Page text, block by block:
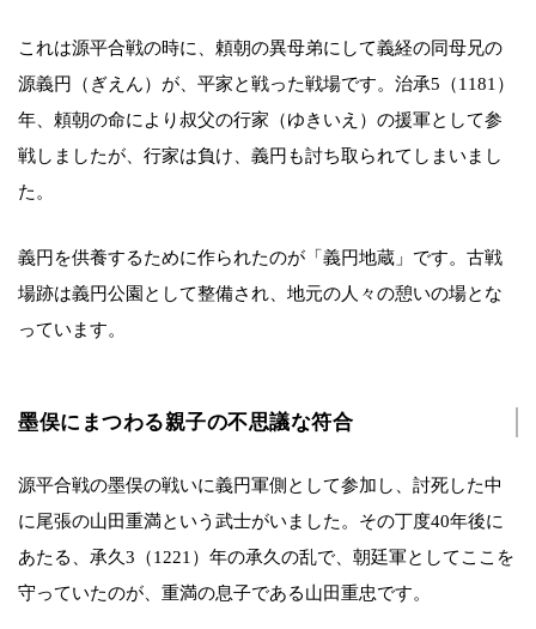
これは源平合戦の時に、頼朝の異母弟にして義経の同母兄の
源義円（ぎえん）が、平家と戦った戦場です。治承5（1181）
年、頼朝の命により叔父の行家（ゆきいえ）の援軍として参
戦しましたが、行家は負け、義円も討ち取られてしまいまし
た。
義円を供養するために作られたのが「義円地蔵」です。古戦
場跡は義円公園として整備され、地元の人々の憩いの場とな
っています。
墨俣にまつわる親子の不思議な符合
源平合戦の墨俣の戦いに義円軍側として参加し、討死した中
に尾張の山田重満という武士がいました。その丁度40年後に
あたる、承久3（1221）年の承久の乱で、朝廷軍としてここを
守っていたのが、重満の息子である山田重忠です。